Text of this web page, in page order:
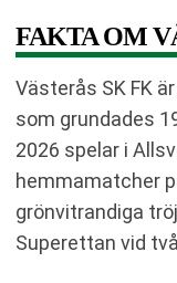
FAKTA OM
Västerås SK FK
som grundades
2026 spelar i
hemmamatcher
grönvitrandiga
Superettan vid